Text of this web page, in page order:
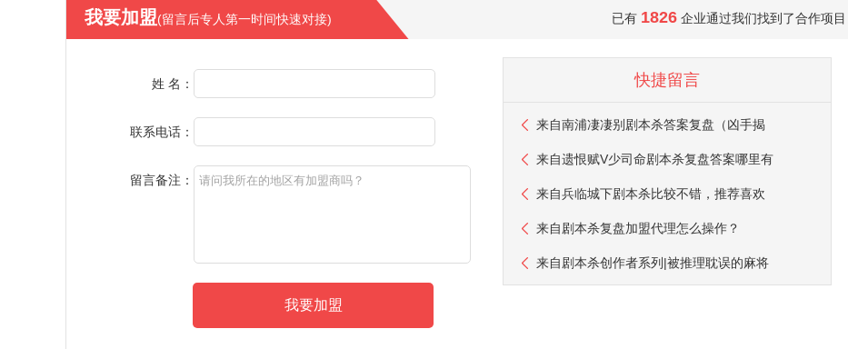
我要加盟(留言后专人第一时间快速对接) 已有 1826 企业通过我们找到了合作项目
姓 名：
联系电话：
留言备注：
快捷留言
来自南浦凄凄别剧本杀答案复盘（凶手揭
来自遗恨赋V少司命剧本杀复盘答案哪里有
来自兵临城下剧本杀比较不错，推荐喜欢
来自剧本杀复盘加盟代理怎么操作？
来自剧本杀创作者系列|被推理耽误的麻将